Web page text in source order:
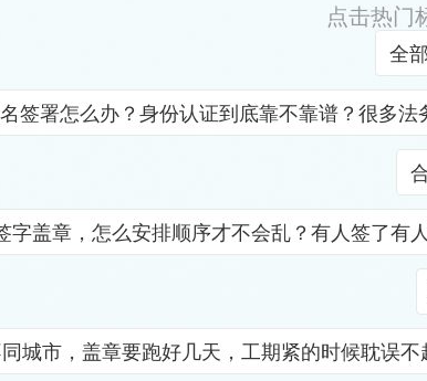
点击热门
全部
署怎么办？身份认证到底靠不靠谱？很
盖章，怎么安排顺序才不会乱？有人签了
市，盖章要跑好几天，工期紧的时候耽